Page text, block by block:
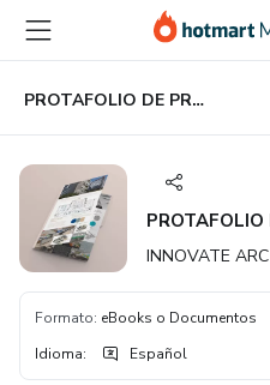
principal
página
de
página
PROTAFOLIO DE PROYECTOS
PROTAFOLIO
INNOVATE ARC
Formato: eBooks o Documentos
Idioma: Español